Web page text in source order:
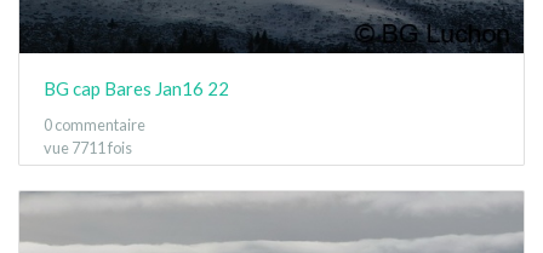
BG cap Bares Jan16 22
0 commentaire
vue 7711 fois